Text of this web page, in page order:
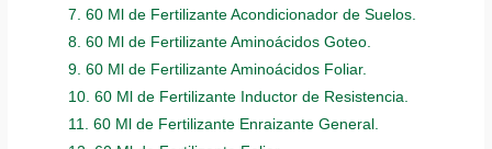
7. 60 Ml de Fertilizante Acondicionador de Suelos.
8. 60 Ml de Fertilizante Aminoácidos Goteo.
9. 60 Ml de Fertilizante Aminoácidos Foliar.
10. 60 Ml de Fertilizante Inductor de Resistencia.
11. 60 Ml de Fertilizante Enraizante General.